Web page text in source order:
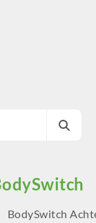
BodySwitch